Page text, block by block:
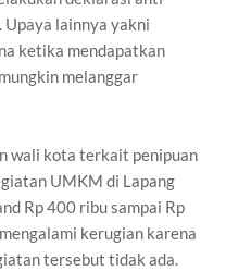
Upaya lainnya yakni
ketika mendapatkan
melanggar
wali kota terkait penipuan
UMKM di Lapang
Rp 400 ribu sampai Rp
kerugian karena
tersebut tidak ada.